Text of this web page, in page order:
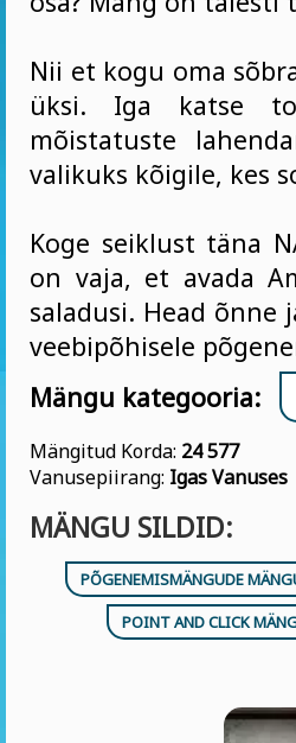
Nii et kogu oma
üksi. Iga katse
mõistatuste
valikuks kõigile, kes
Koge seiklust täna
on vaja, et avada
saladusi. Head õnne
veebipõhisele
Mängu kategooria:
Mängitud Korda: 24 577
Vanusepiirang: Igas Vanuses
MÄNGU SILDID:
PÕGENEMISMÄNGUDE
POINT AND CLICK